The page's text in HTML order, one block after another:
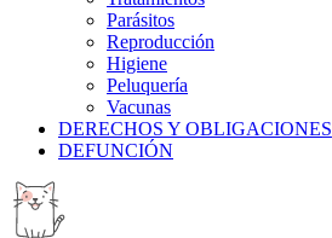
Parásitos
Reproducción
Higiene
Peluquería
Vacunas
DERECHOS Y OBLIGACIONES
DEFUNCIÓN